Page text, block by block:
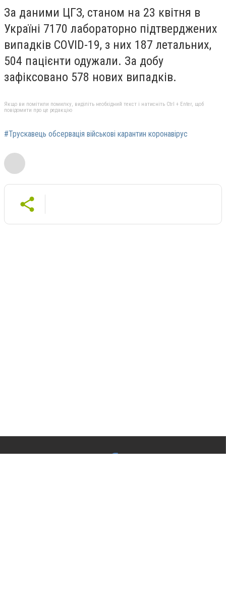
За даними ЦГЗ, станом на 23 квітня в
Україні 7170 лабораторно підтверджених
випадків COVID-19, з них 187 летальних,
504 пацієнти одужали. За добу
зафіксовано 578 нових випадків.
Якщо ви помітили помилку, виділіть необхідний текст і натисніть Ctrl + Enter, щоб
повідомити про це редакцію
#Трускавець обсервація військові карантин коронавірус